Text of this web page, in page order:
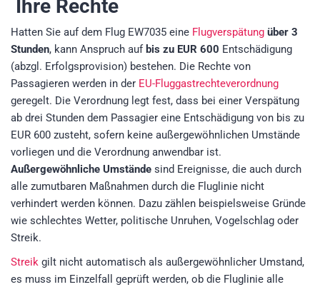
Ihre Rechte
Hatten Sie auf dem Flug EW7035 eine Flugverspätung über 3
Stunden, kann Anspruch auf bis zu EUR 600 Entschädigung
(abzgl. Erfolgsprovision) bestehen. Die Rechte von
Passagieren werden in der EU-Fluggastrechteverordnung
geregelt. Die Verordnung legt fest, dass bei einer Verspätung
ab drei Stunden dem Passagier eine Entschädigung von bis zu
EUR 600 zusteht, sofern keine außergewöhnlichen Umstände
vorliegen und die Verordnung anwendbar ist.
Außergewöhnliche Umstände sind Ereignisse, die auch durch
alle zumutbaren Maßnahmen durch die Fluglinie nicht
verhindert werden können. Dazu zählen beispielsweise Gründe
wie schlechtes Wetter, politische Unruhen, Vogelschlag oder
Streik.
Streik gilt nicht automatisch als außergewöhnlicher Umstand,
es muss im Einzelfall geprüft werden, ob die Fluglinie alle